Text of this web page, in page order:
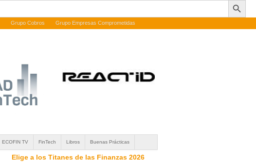
Grupo Cobros Grupo Empresas Comprometidas
ECOFIN TV FinTech Libros Buenas Prácticas
Elige a los Titanes de las Finanzas 2026